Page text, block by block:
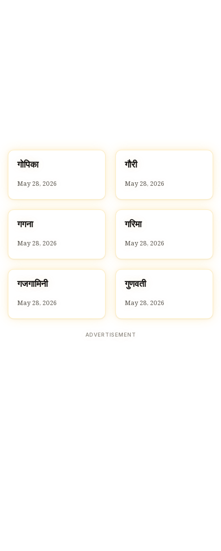
Gग
गोपिका
May 28, 2026
Gग
गौरी
May 28, 2026
Gग
गगना
May 28, 2026
Gग
गरिमा
May 28, 2026
Gग
गजगामिनी
May 28, 2026
Gग
गुणवती
May 28, 2026
ADVERTISEMENT